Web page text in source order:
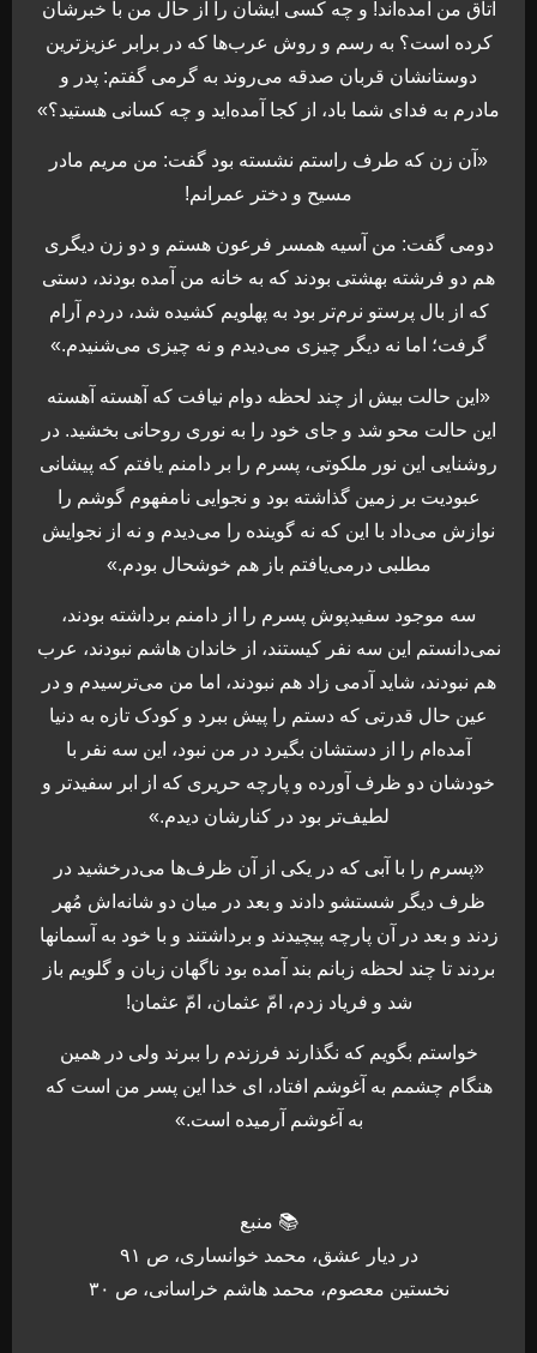
اتاق من آمده‌اند! و چه كسى ایشان را از حال من با خبرشان
كرده است؟ به رسم و روش عرب‌ها كه در برابر عزیزترین
دوستانشان قربان صدقه مى‌روند به گرمی گفتم: پدر و
مادرم به فداى شما باد، از كجا آمده‌اید و چه كسانى هستید؟»
«آن زن كه طرف راستم نشسته بود گفت: من مریم مادر
مسیح و دختر عمرانم!
دومى گفت: من آسیه همسر فرعون هستم و دو زن دیگرى
هم دو فرشته بهشتى بودند كه به خانه من آمده بودند، دستى
كه از بال پرستو نرم‌تر بود به پهلویم كشیده شد، دردم آرام
گرفت؛ اما نه دیگر چیزى مى‌دیدم و نه چیزى مى‌شنیدم.»
«این حالت بیش از چند لحظه دوام نیافت كه آهسته آهسته
این حالت محو شد و جاى خود را به نورى روحانى بخشید. در
روشنایى این نور ملكوتى، پسرم را بر دامنم یافتم كه پیشانى
عبودیت بر زمین گذاشته بود و نجوایی نامفهوم گوشم را
نوازش مى‌داد با این كه نه گوینده را مى‌دیدم و نه از نجوایش
مطلبى درمى‌یافتم باز هم خوشحال بودم.»
سه موجود سفیدپوش پسرم را از دامنم برداشته بودند،
نمى‌دانستم این سه نفر كیستند، از خاندان هاشم نبودند، عرب
هم نبودند، شاید آدمى زاد هم نبودند، اما من مى‌ترسیدم و در
عین حال قدرتى كه دستم را پیش ببرد و كودک تازه به دنیا
آمده‌ام را از دستشان بگیرد در من نبود، این سه نفر با
خودشان دو ظرف آورده و پارچه حریرى كه از ابر سفیدتر و
لطیف‌تر بود در كنارشان دیدم.»
«پسرم را با آبى كه در یكى از آن ظرف‌ها مى‌درخشید در
ظرف دیگر شستشو دادند و بعد در میان دو شانه‌اش مُهر
زدند و بعد در آن پارچه پیچیدند و برداشتند و با خود به آسمانها
بردند تا چند لحظه زبانم بند آمده بود ناگهان زبان و گلویم باز
شد و فریاد زدم، امّ عثمان، امّ عثمان!
خواستم بگویم كه نگذارند فرزندم را ببرند ولى در همین
هنگام چشمم به آغوشم افتاد، اى خدا این پسر من است كه
به آغوشم آرمیده است.»
📚 منبع
در دیار عشق، محمد خوانساری، ص ۹۱
نخستین معصوم، محمد هاشم خراسانی، ص ۳۰